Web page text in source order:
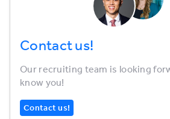
Contact us!
Our recruiting team is looking
know you!
Contact us!